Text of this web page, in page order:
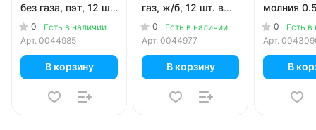
без газа, пэт, 12 шт.
в уп.
0
Есть в наличии
Арт. 0044985
В корзину
газ, ж/б, 12 шт. в
уп.0
Есть в наличии
Арт. 0044977
В корзину
молния
без газа,
в уп.
0
Есть в
Арт.
В